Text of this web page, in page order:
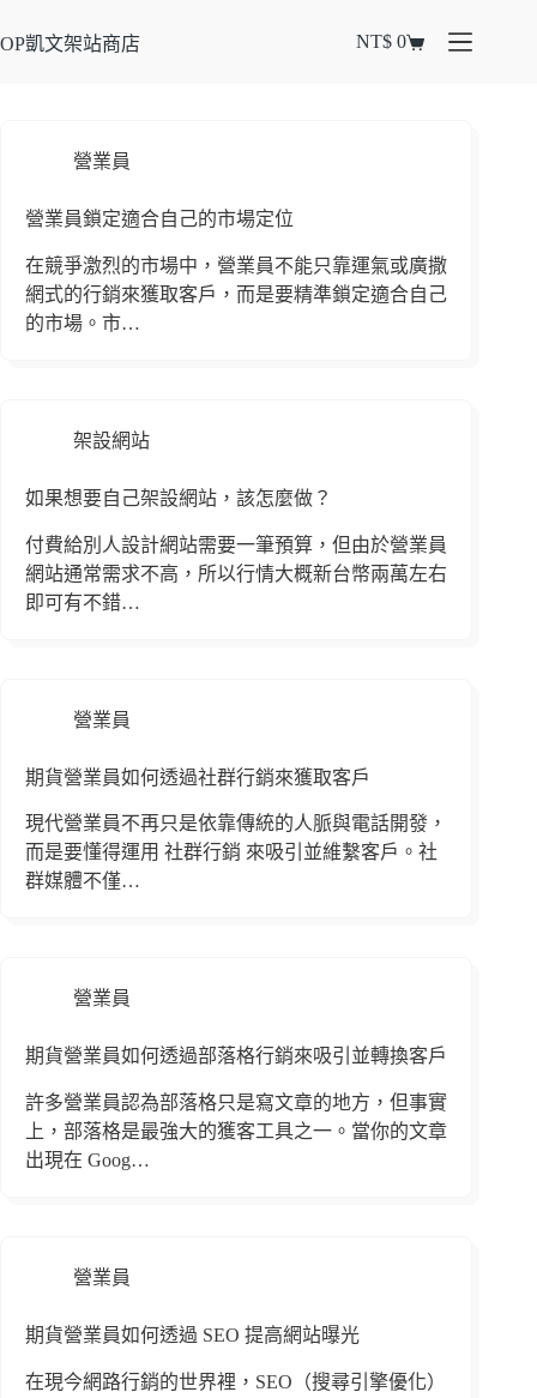
OP凱文架站商店 NT$ 0
營業員
營業員鎖定適合自己的市場定位
在競爭激烈的市場中，營業員不能只靠運氣或廣撒
網式的行銷來獲取客戶，而是要精準鎖定適合自己
的市場。市…
架設網站
如果想要自己架設網站，該怎麼做？
付費給別人設計網站需要一筆預算，但由於營業員
網站通常需求不高，所以行情大概新台幣兩萬左右
即可有不錯…
營業員
期貨營業員如何透過社群行銷來獲取客戶
現代營業員不再只是依靠傳統的人脈與電話開發，
而是要懂得運用 社群行銷 來吸引並維繫客戶。社
群媒體不僅…
營業員
期貨營業員如何透過部落格行銷來吸引並轉換客戶
許多營業員認為部落格只是寫文章的地方，但事實
上，部落格是最強大的獲客工具之一。當你的文章
出現在 Goog…
營業員
期貨營業員如何透過 SEO 提高網站曝光
在現今網路行銷的世界裡，SEO（搜尋引擎優化）